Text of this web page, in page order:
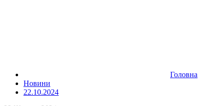
Головна
Новини
22.10.2024